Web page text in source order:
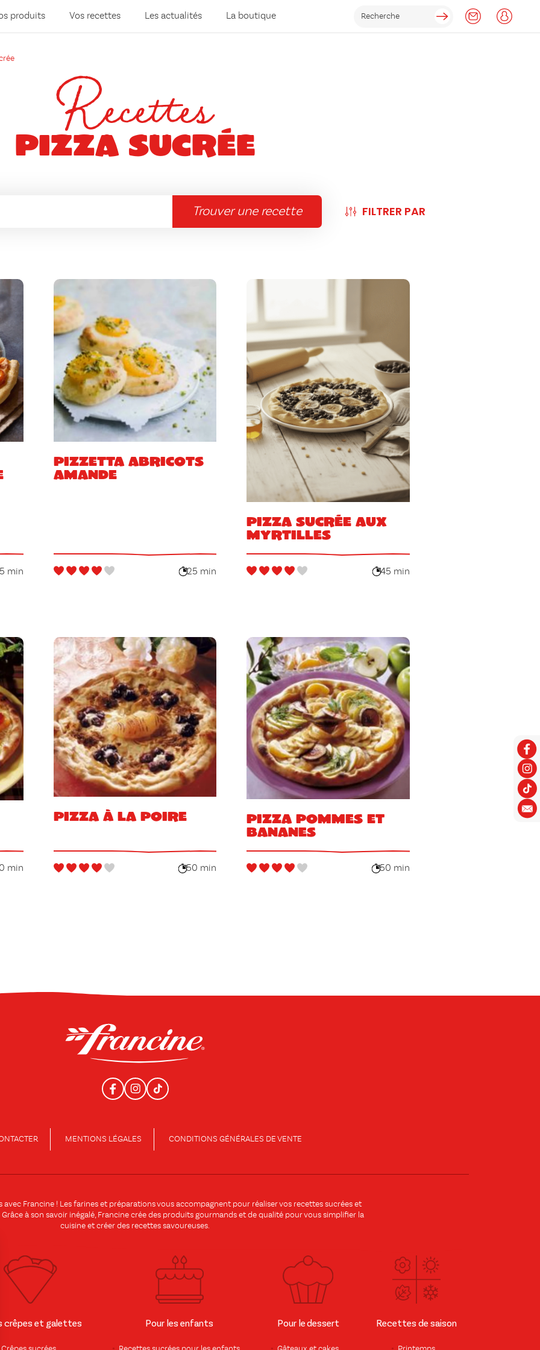
produits Vos recettes Les actualités La boutique
Recettes
Pizza sucrée
Trouver une recette FILTRER PAR
min
Pizzetta abricots
amande
25 min
Pizza sucrée aux
myrtilles
45 min
min
Pizza à la poire
50 min
Pizza pommes et
bananes
50 min
MENTIONS LÉGALES CONDITIONS GÉNÉRALES DE VENTE
avec Francine ! Les farines et préparationsvous accompagnent pour réaliser vos recettes sucrées et
à son savoir inégalé, Francine crée des produits gourmands et de qualité pour vous simplifier la
cuisine et créer des recettes savoureuses.
crêpes et galettes Pour les enfants Pour le dessert Recettes de saison